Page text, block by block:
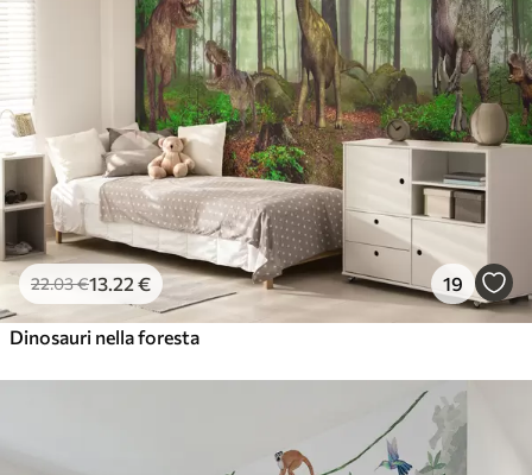
22.03€13 .22 € 19
Dinosauri nella foresta